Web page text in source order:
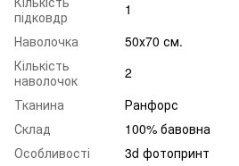
підковдр
1
Наволочка
50х70 см.
Кількість
наволочок
2
Тканина
Ранфорс
Склад
100% бавовна
Особливості
3d фотопринт